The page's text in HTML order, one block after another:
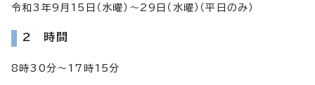
令和3年9月15日（水曜）～29日（水曜）（平日のみ）
2 時間
8時30分～17時15分